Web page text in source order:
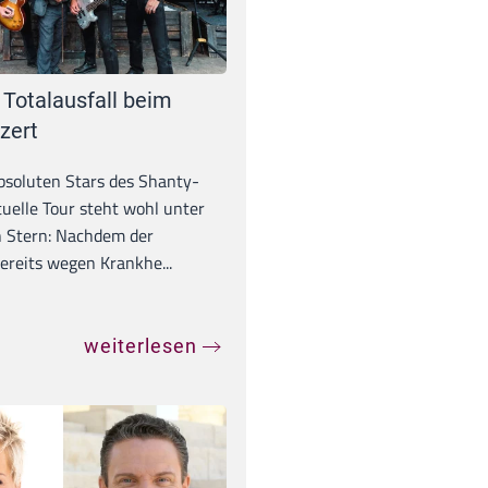
beim
Stars des Shanty-
Tour steht wohl unter
Nachdem der
wegen Krankhe...
weiterlesen